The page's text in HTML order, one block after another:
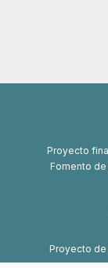
Proyecto
Fomento
Proyecto